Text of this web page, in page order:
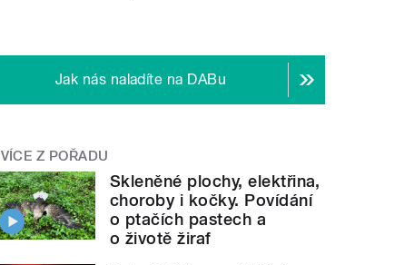
Jak nás naladíte na DABu
VÍCE Z POŘADU
Skleněné plochy, elektřina,
choroby i kočky. Povídání
o ptačích pastech a
o životě žiraf